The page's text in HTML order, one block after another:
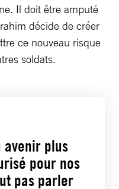
Il doit être amputé
décide de créer
ce nouveau risque
soldats.
avenir plus
pour nos
pas parler